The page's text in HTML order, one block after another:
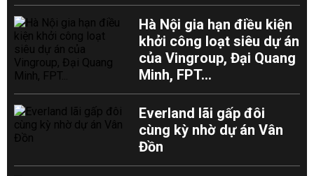
Hà Nội gia hạn điều kiện
khởi công loạt siêu dự án
của Vingroup, Đại Quang
Minh, FPT...
Everland lãi gấp đôi
cùng kỳ nhờ dự án Vân
Đồn